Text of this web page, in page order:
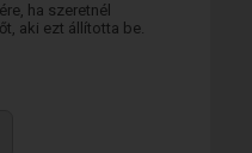
ha szeretnél
aki ezt állította be.